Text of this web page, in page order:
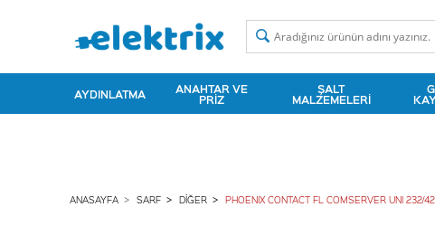
AYDINLATMA ANAHTAR VE
PRIZ
ŞALT
MALZEMELERI
ANASAYFA SARF DIĞER PHOENIX CONTACT FL COMSERVER UNI 232/